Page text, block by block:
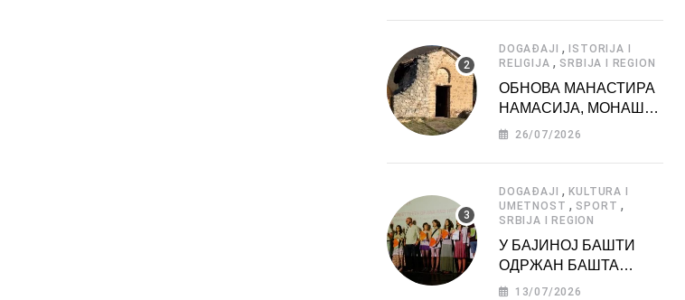
АТРАКЦИЈА
DOGAĐAJI , ISTORIJA I
RELIGIJA , SRBIJA I REGION
ОБНОВА МАНАСТИРА
НАМАСИЈА, МОНАШКЕ
ЗАДУЖБИНЕ
26/07/2026
DOGAĐAJI ,KULTURA I
UMETNOST , SPORT ,
SRBIJA I REGION
У БАЈИНОЈ БАШТИ
ОДРЖАН БАШТА
ФЕСТ 2026
13/07/2026